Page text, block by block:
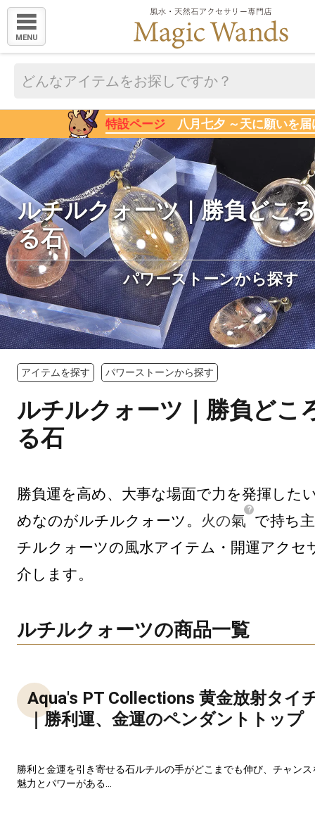
MENU
特設ページ 八月七夕 ～天に願いを届
ルチルクォーツ｜勝負どこ
る石
パワーストーンから探す
アイテムを探す パワーストーンから探す
ルチルクォーツ｜勝負どこ
る石
勝負運を高め、大事な場面で力を発揮した
めなのがルチルクォーツ。 火の氣 で持ち
チルクォーツの風水アイテム・開運アクセ
介します。
ルチルクォーツの商品一覧
Aqua's PT Collections 黄金放射タイ
｜勝利運、金運のペンダントトップ
勝利と金運を引き寄せる石ルチルの手がどこまでも伸び、チャン
魅力とパワーがある...